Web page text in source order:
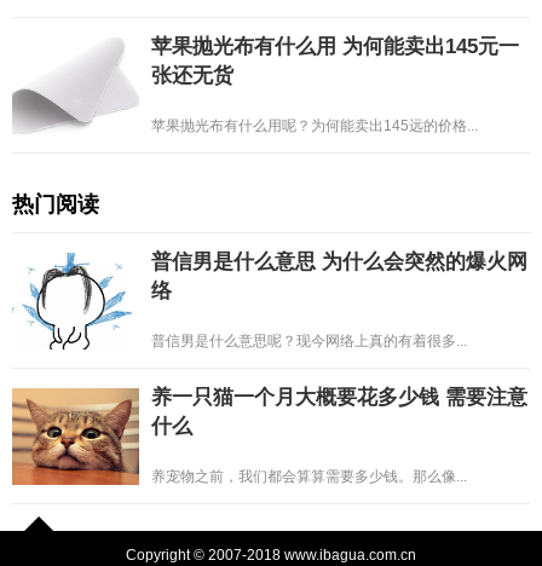
苹果抛光布有什么用 为何能卖出145元一
张还无货
苹果抛光布有什么用呢？为何能卖出145远的价格...
热门阅读
普信男是什么意思 为什么会突然的爆火网
络
普信男是什么意思呢？现今网络上真的有着很多...
养一只猫一个月大概要花多少钱 需要注意
什么
养宠物之前，我们都会算算需要多少钱。那么像...
Copyright © 2007-2018 www.ibagua.com.cn